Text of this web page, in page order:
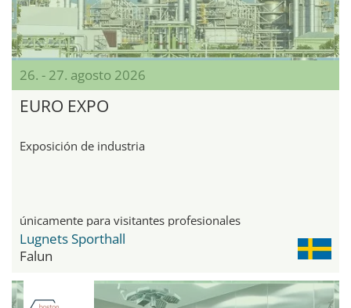
26. - 27. agosto 2026
EURO EXPO
Exposición de industria
únicamente para visitantes profesionales
Lugnets Sporthall
Falun